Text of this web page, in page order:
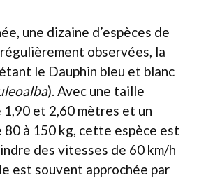
une dizaine d’espèces de
observées, la
le Dauphin bleu et blanc
). Avec une taille
et 2,60 mètres et un
80 à 150 kg, cette espèce est
des vitesses de 60 km/h
est souvent approchée par